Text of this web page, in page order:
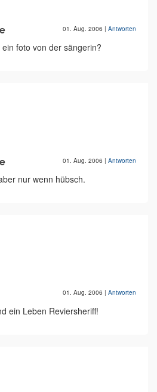
01. Aug. 2006 | Antworten
foto von der sängerin?
01. Aug. 2006 | Antworten
nur wenn hübsch.
01. Aug. 2006 | Antworten
ein Leben Reviersheriff!